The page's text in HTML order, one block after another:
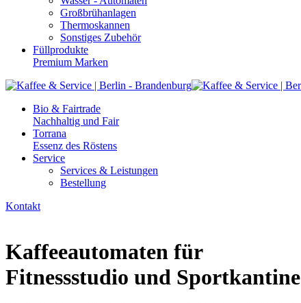
Großbrühanlagen
Thermoskannen
Sonstiges Zubehör
Füllprodukte
Premium Marken
Bio & Fairtrade
Nachhaltig und Fair
Torrana
Essenz des Röstens
Service
Services & Leistungen
Bestellung
Kontakt
Kaffeeautomaten für
Fitnessstudio und Sportkantine